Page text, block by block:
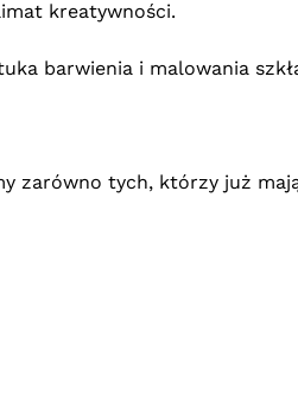
kreatywności.
barwienia i malowania
zarówno tych, którzy już